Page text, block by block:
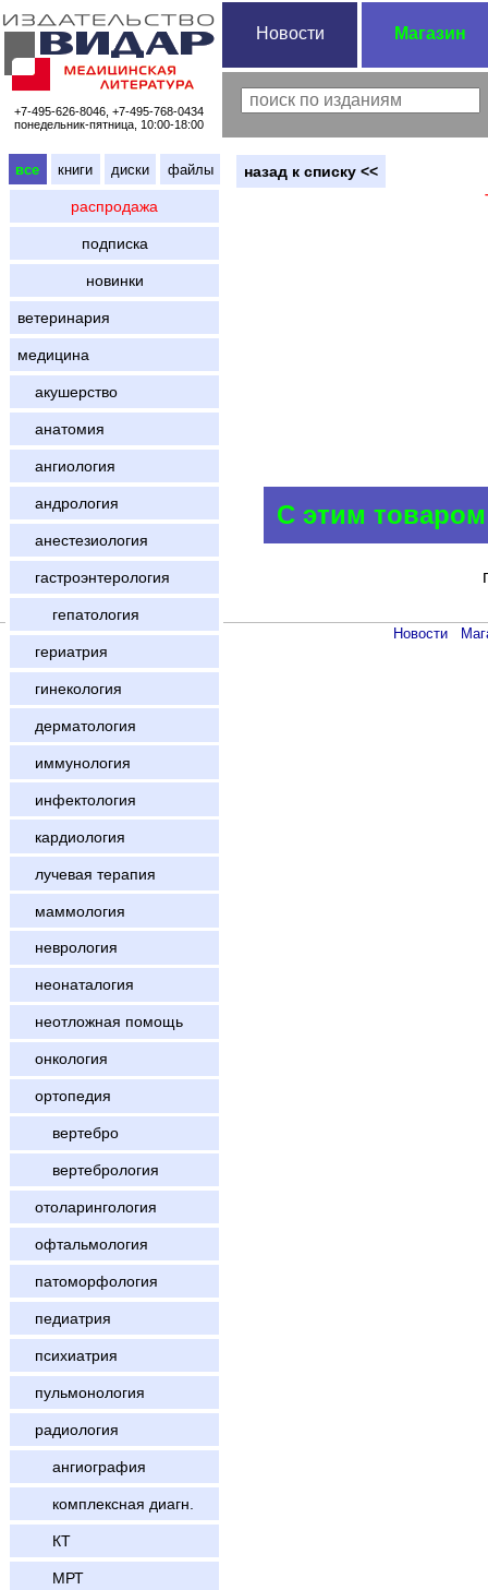
+7-495-626-8046, +7-495-768-0434
понедельник-пятница, 10:00-18:00
Новости Магазин
все книги диски файлы
распродажа
подписка
новинки
ветеринария
медицина
акушерство
анатомия
ангиология
андрология
анестезиология
гастроэнтерология
гепатология
гериатрия
гинекология
дерматология
иммунология
инфектология
кардиология
лучевая терапия
маммология
неврология
неонаталогия
неотложная помощь
онкология
ортопедия
вертебро
вертебрология
отоларингология
офтальмология
патоморфология
педиатрия
психиатрия
пульмонология
радиология
ангиография
комплексная диагн.
КТ
МРТ
назад к списку <<
С этим
Новости